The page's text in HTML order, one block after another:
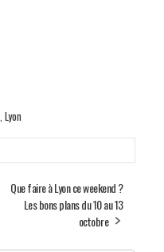
Lyon
Que faire à Lyon ce weekend ?
Les bons plans du 10 au 13
octobre